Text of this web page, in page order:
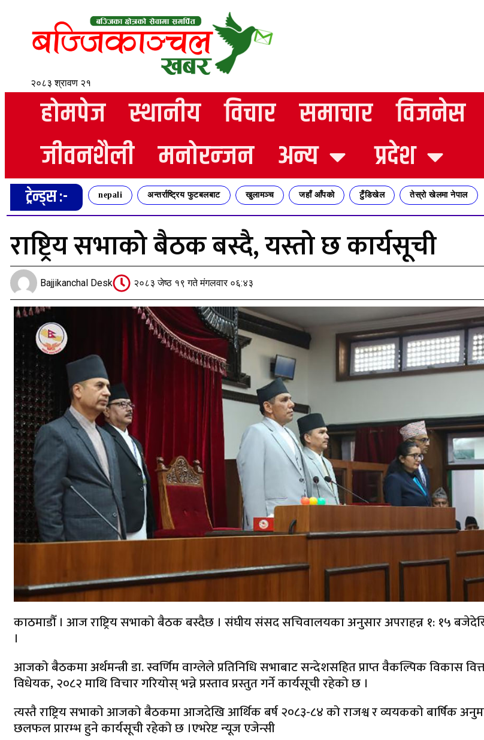
२०८३ श्रावण २१
होमपेज स्थानीय विचार समाचार विजनेस
जीवनशैली मनोरन्जन अन्य प्रदेश
ट्रेन्ड्स :- nepali अन्तर्राष्ट्रिय फुटबलबाट खुलामञ्च जहाँ आँपको टुँडिखेल तेस्रो खेलमा नेपाल
राष्ट्रिय सभाको बैठक बस्दै, यस्तो छ कार्यसूची
Bajjikanchal Desk २०८३ जेष्ठ १९ गते मंगलवार ०६:४३
काठमाडौँ । आज राष्ट्रिय सभाको बैठक बस्दैछ । संघीय संसद सचिवालयका अनुसार अपराहन्न १: १५
।
आजको बैठकमा अर्थमन्त्री डा. स्वर्णिम वाग्लेले प्रतिनिधि सभाबाट सन्देशसहित प्राप्त वैकल्पिक विकास
विधेयक, २०८२ माथि विचार गरियोस् भन्ने प्रस्ताव प्रस्तुत गर्ने कार्यसूची रहेको छ ।
त्यस्तै राष्ट्रिय सभाको आजको बैठकमा आजदेखि आर्थिक बर्ष २०८३-८४ को राजश्व र व्ययकको बार्षिक
छलफल प्रारम्भ हुने कार्यसूची रहेको छ ।एभरेष्ट न्यूज एजेन्सी